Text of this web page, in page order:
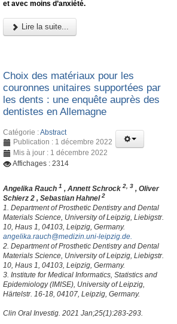
et avec moins d’anxiété.
Lire la suite...
Choix des matériaux pour les
couronnes unitaires supportées par
les dents : une enquête auprès des
dentistes en Allemagne
Catégorie :Abstract
Publication : 1 décembre 2022
Mis à jour : 1 décembre 2022
Affichages : 2314
Angelika Rauch 1 , Annett Schrock 2, 3 , Oliver
Schierz 2 , Sebastian Hahnel2
1. Department of Prosthetic Dentistry and Dental
Materials Science, University of Leipzig, Liebigstr.
10, Haus 1, 04103, Leipzig, Germany.
angelika.rauch@medizin.uni-leipzig.de.
2. Department of Prosthetic Dentistry and Dental
Materials Science, University of Leipzig, Liebigstr.
10, Haus 1, 04103, Leipzig, Germany.
3. Institute for Medical Informatics, Statistics and
Epidemiology (IMISE), University of Leipzig,
Härtelstr. 16-18, 04107, Leipzig, Germany.
Clin Oral Investig. 2021 Jan;25(1):283-293.